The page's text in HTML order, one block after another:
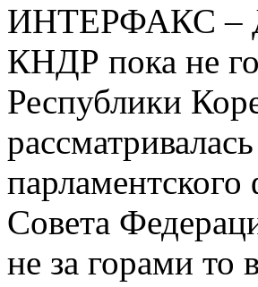
ИНТЕРФАКС –
КНДР пока не
Республики
Совета
не за горами то